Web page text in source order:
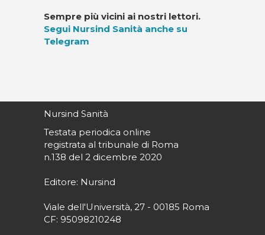
Sempre più vicini ai nostri lettori.
Segui Nursind Sanità anche su
Telegram
Nursind Sanità
Testata periodica online
registrata al tribunale di Roma
n.138 del 2 dicembre 2020
Editore: Nursind
Viale dell'Università, 27 - 00185 Roma
CF: 95098210248